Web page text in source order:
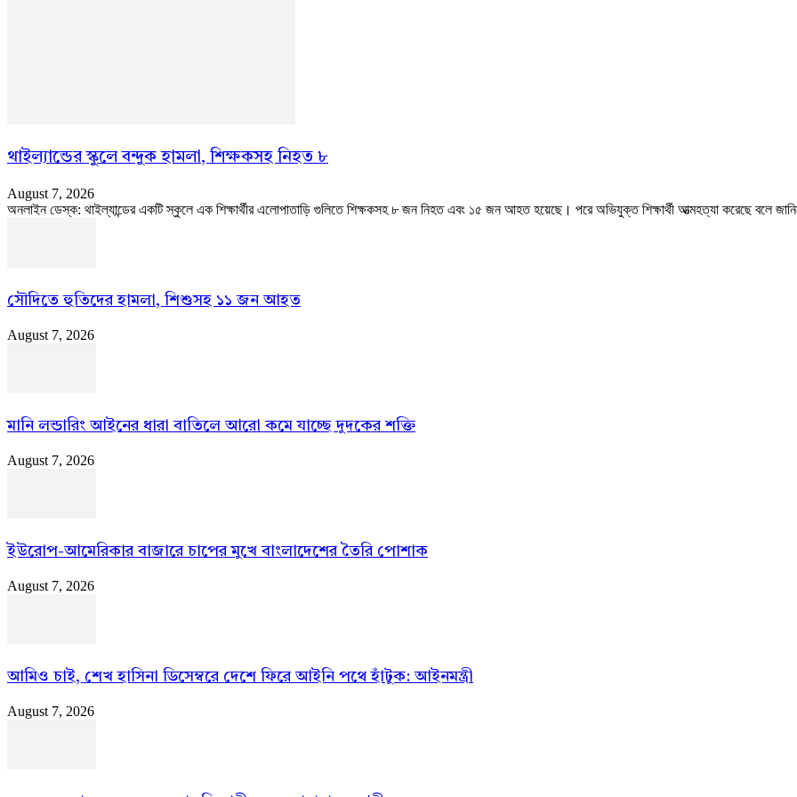
থাইল্যান্ডের স্কুলে বন্দুক হামলা, শিক্ষকসহ নিহত ৮
August 7, 2026
অনলাইন ডেস্ক: থাইল্যান্ডের একটি স্কুলে এক শিক্ষার্থীর এলোপাতাড়ি গুলিতে শিক্ষকসহ ৮ জন নিহত এবং ১৫ জন আহত হয়েছে। পরে অভিযুক্ত শিক্ষার্থী আত্মহত্যা করেছে বলে
সৌদিতে হুতিদের হামলা, শিশুসহ ১১ জন আহত
August 7, 2026
মানি লন্ডারিং আইনের ধারা বাতিলে আরো কমে যাচ্ছে দুদকের শক্তি
August 7, 2026
ইউরোপ-আমেরিকার বাজারে চাপের মুখে বাংলাদেশের তৈরি পোশাক
August 7, 2026
আমিও চাই, শেখ হাসিনা ডিসেম্বরে দেশে ফিরে আইনি পথে হাঁটুক: আইনমন্ত্রী
August 7, 2026